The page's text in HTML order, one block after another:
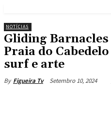
NOTÍCIAS
Gliding
Praia do
surf e arte
By Figueira Tv Setembro 10, 2024